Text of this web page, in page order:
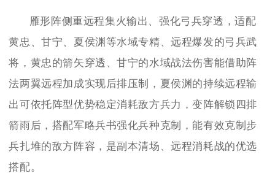
雁形阵侧重远程集火输出、强化弓兵穿透，适配
黄忠、甘宁、夏侯渊等水域专精、远程爆发的弓兵武
将，黄忠的箭矢穿透、甘宁的水域战法伤害能借助阵
法两翼远程加成实现后排压制，夏侯渊的持续远程输
出可依托阵型优势稳定消耗敌方兵力，变阵解锁四排
箭雨后，搭配军略兵书强化兵种克制，能有效克制步
兵扎堆的敌方阵容，是副本清场、远程消耗战的优选
搭配。